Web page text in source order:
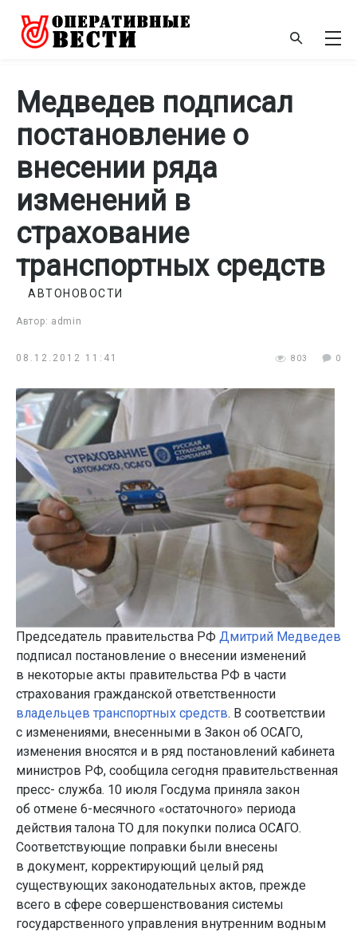
Медведев подписал
постановление о
внесении ряда
изменений в
страхование
транспортных средств
Автор: admin
АВТОНОВОСТИ
08.12.2012 11:41 803 0
Председатель правительства РФ Дмитрий Медведев
подписал постановление о внесении изменений
в некоторые акты правительства РФ в части
страхования гражданской ответственности
владельцев транспортных средств. В соответствии
с изменениями, внесенными в Закон об ОСАГО,
изменения вносятся и в ряд постановлений кабинета
министров РФ, сообщила сегодня правительственная
пресс- служба. 10 июля Госдума приняла закон
об отмене 6-месячного «остаточного» периода
действия талона ТО для покупки полиса ОСАГО.
Соответствующие поправки были внесены
в документ, корректирующий целый ряд
существующих законодательных актов, прежде
всего в сфере совершенствования системы
государственного управления внутренним водным